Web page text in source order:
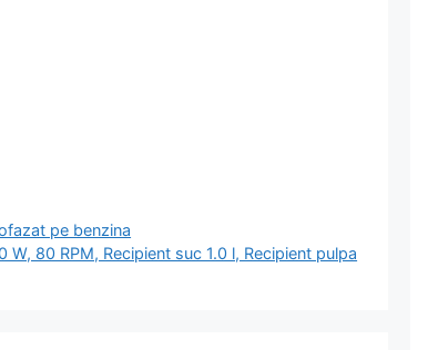
pe benzina
80 RPM, Recipient suc 1.0 l, Recipient pulpa